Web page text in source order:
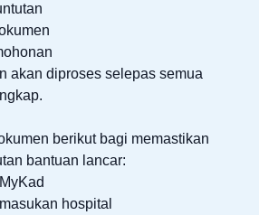
akan diproses selepas semua
berikut bagi memastikan
bantuan lancar:
hospital